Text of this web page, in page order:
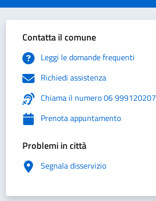
Contatta il comune
Leggi le domande frequenti
Richiedi assistenza
Chiama il numero 06 999120207
Prenota appuntamento
Problemi in città
Segnala disservizio